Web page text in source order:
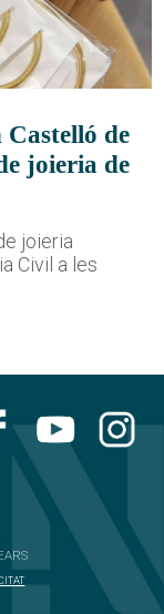
de
joieria de
joieria
Civil a les